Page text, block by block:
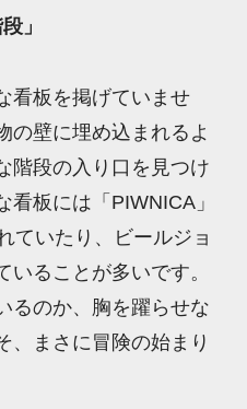
」
看板を掲げていませ
の壁に埋め込まれるよ
階段の入り口を見つけ
看板には「PIWNICA」
ていたり、ビールジョ
いることが多いです。
るのか、胸を躍らせな
、まさに冒険の始まり